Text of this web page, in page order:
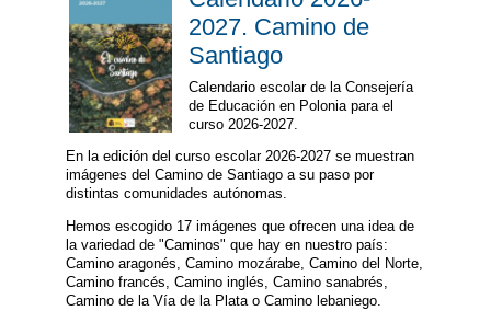
2027. Camino de
Santiago
Calendario escolar de la Consejería
de Educación en Polonia para el
curso 2026-2027.
En la edición del curso escolar 2026-2027 se muestran
imágenes del Camino de Santiago a su paso por
distintas comunidades autónomas.
Hemos escogido 17 imágenes que ofrecen una idea de
la variedad de "Caminos" que hay en nuestro país:
Camino aragonés, Camino mozárabe, Camino del Norte,
Camino francés, Camino inglés, Camino sanabrés,
Camino de la Vía de la Plata o Camino lebaniego.